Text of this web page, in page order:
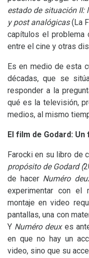
estado de situación II:
y post analógicas(La
capítulos el problema
entre el cine y otras
Es en medio de esta
décadas, que se
responder a la
qué es la televisión,
medios, al mismo
El film de Godard:
Farocki en su libro de
propósito de Godard (
de hacer Numéro
experimentar con el
montaje en video
pantallas, una con
Y Numéro deuxes
en que no hay un
video, sino que su